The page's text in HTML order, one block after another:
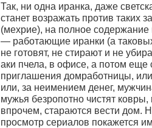
Так, ни одна иранка, даже
станет возражать против таких
(мехрие), на полное
— работающие иранки (а
не готовят, не стирают и не
аки пчела, в офисе, а потом еще
приглашения домработницы,
или, за неимением денег,
мужья безропотно чистят
впрочем, стараются вести дом.
просмотр сериалов покажется